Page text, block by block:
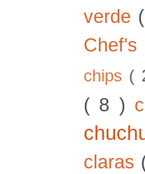
verde
Chef's
chips (
( 8 )
claras